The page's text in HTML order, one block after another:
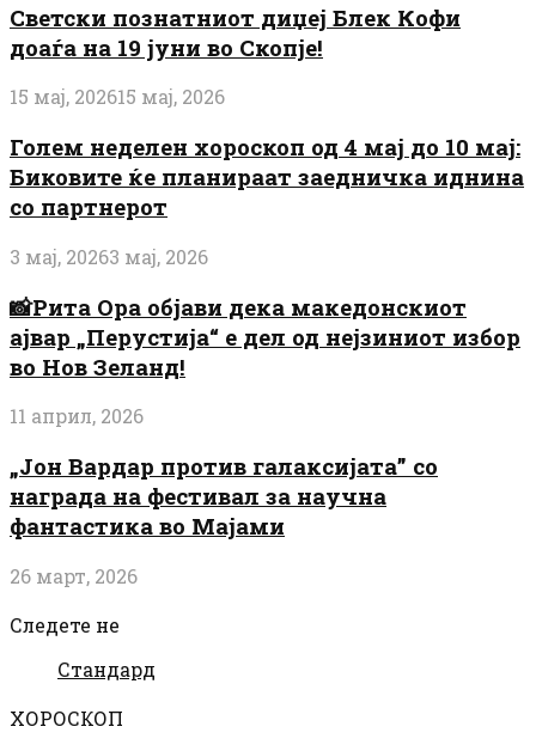
Светски познатниот диџеј Блек Кофи
доаѓа на 19 јуни во Скопје!
15 мај, 202615 мај, 2026
Голем неделен хороскоп од 4 мај до 10 мај:
Биковите ќе планираат заедничка иднина
со партнерот
3 мај, 20263 мај, 2026
📸Рита Ора објави дека македонскиот
ајвар „Перустија“ е дел од нејзиниот избор
во Нов Зеланд!
11 април, 2026
„Јон Вардар против галаксијата” со
награда на фестивал за научна
фантастика во Мајами
26 март, 2026
Следете не
Стандард
ХОРОСКОП